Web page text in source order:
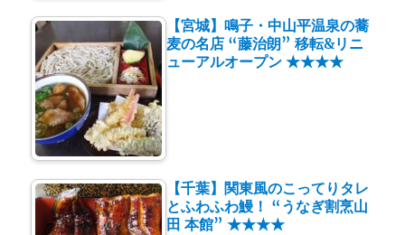
【宮城】鳴子・中山平温泉の蕎
麦の名店 “藤治朗” 移転&リニ
ューアルオープン ★★★★
【千葉】関東風のこってりタレ
とふわふわ鰻！ “うなぎ割烹山
田 本館” ★★★★